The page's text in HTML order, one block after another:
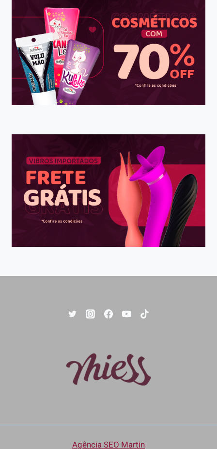
DOS
NOSSOS
GEMIDOS
Página
Agência SEO Martin